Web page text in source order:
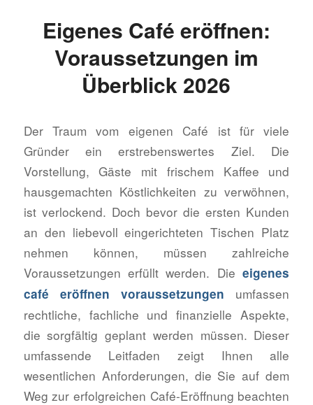
Eigenes Café eröffnen:
Voraussetzungen im
Überblick 2026
Der Traum vom eigenen Café ist für viele
Gründer ein erstrebenswertes Ziel. Die
Vorstellung, Gäste mit frischem Kaffee und
hausgemachten Köstlichkeiten zu verwöhnen,
ist verlockend. Doch bevor die ersten Kunden
an den liebevoll eingerichteten Tischen Platz
nehmen können, müssen zahlreiche
Voraussetzungen erfüllt werden. Dieeigenes
café eröffnen voraussetzungen umfassen
rechtliche, fachliche und finanzielle Aspekte,
die sorgfältig geplant werden müssen. Dieser
umfassende Leitfaden zeigt Ihnen alle
wesentlichen Anforderungen, die Sie auf dem
Weg zur erfolgreichen Café-Eröffnung beachten